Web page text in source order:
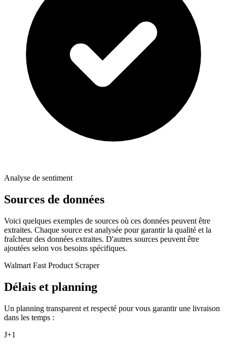
Analyse de sentiment
Sources de données
Voici quelques exemples de sources où ces données peuvent être
extraites. Chaque source est analysée pour garantir la qualité et la
fraîcheur des données extraites. D'autres sources peuvent être
ajoutées selon vos besoins spécifiques.
Walmart Fast Product Scraper
Délais et planning
Un planning transparent et respecté pour vous garantir une livraison
dans les temps :
J+1